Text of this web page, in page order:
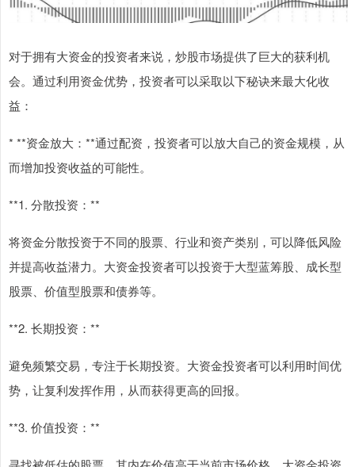
对于拥有大资金的投资者来说，炒股市场提供了巨大的获利机
会。通过利用资金优势，投资者可以采取以下秘诀来最大化收
益：
* **资金放大：**通过配资，投资者可以放大自己的资金规模，从
而增加投资收益的可能性。
**1. 分散投资：**
将资金分散投资于不同的股票、行业和资产类别，可以降低风险
并提高收益潜力。大资金投资者可以投资于大型蓝筹股、成长型
股票、价值型股票和债券等。
**2. 长期投资：**
避免频繁交易，专注于长期投资。大资金投资者可以利用时间优
势，让复利发挥作用，从而获得更高的回报。
**3. 价值投资：**